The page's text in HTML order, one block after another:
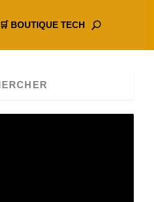
🛒 BOUTIQUE TECH